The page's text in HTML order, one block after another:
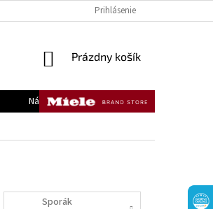
REKLAMÁCIE A VRÁTENIE
Prihlásenie
NÁKUPNÝ
Prázdny košík
Náš tím
Kontakty
Sporák